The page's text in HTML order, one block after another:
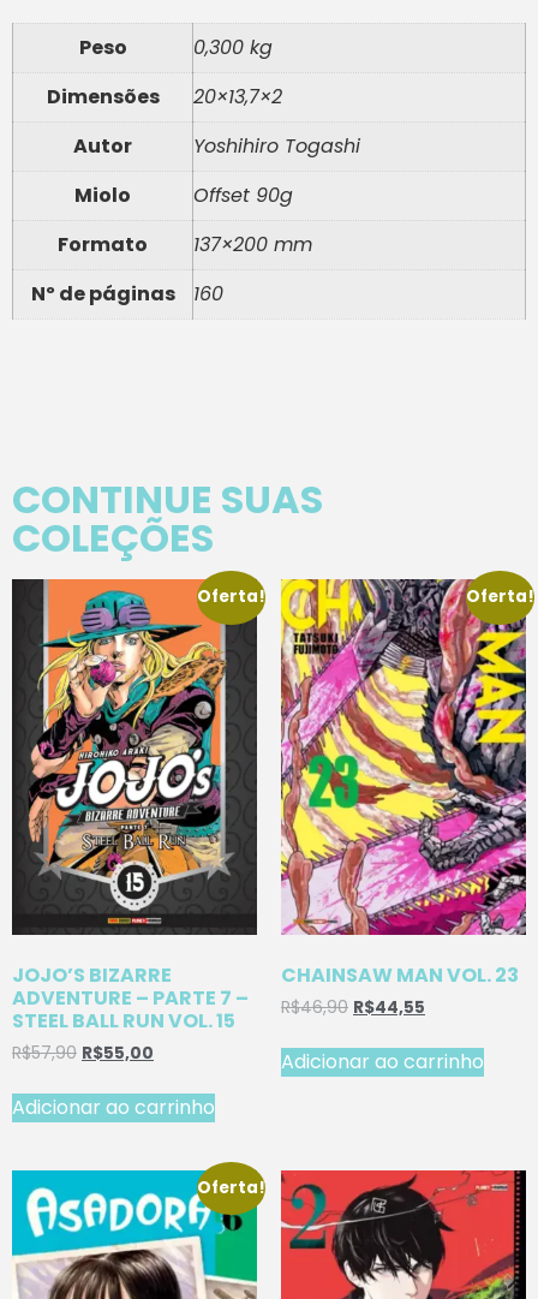
Peso
0,300 kg
Dimensões
20×13,7×2
Autor
Yoshihiro Togashi
Miolo
Offset 90g
Formato
137×200 mm
Nº de páginas
160
CONTINUE SUAS
COLEÇÕES
Oferta!
JOJO’S BIZARRE
ADVENTURE – PARTE 7 –
STEEL BALL RUN VOL. 15
R$57,90 R$55,00
Adicionar ao carrinho
Oferta!
CHAINSAW MAN VOL. 23
R$46,90 R$44,55
Adicionar ao carrinho
Oferta!